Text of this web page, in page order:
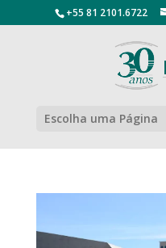
+55 81 2101.6722
Escolha uma Página